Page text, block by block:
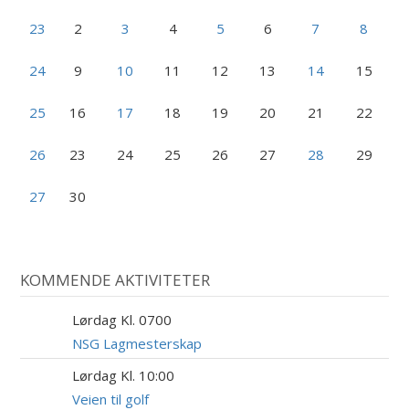
23 2 3 4 5 6 7 8
24 9 10 11 12 13 14 15
25 16 17 18 19 20 21 22
26 23 24 25 26 27 28 29
27 30
KOMMENDE AKTIVITETER
Lørdag Kl. 0700
NSG Lagmesterskap
Lørdag Kl. 10:00
Veien til golf